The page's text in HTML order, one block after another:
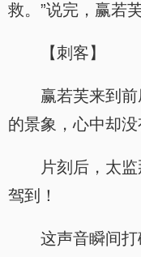
救。”说完，赢若
【刺客】
赢若芙来到
的景象，心中却没
片刻后，太
驾到！
这声音瞬间